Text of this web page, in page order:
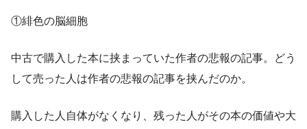
①緋色の脳細胞
中古で購入した本に挟まっていた作者の悲報の記事。どう
して売った人は作者の悲報の記事を挟んだのか。
購入した人自体がなくなり、残った人がその本の価値や大